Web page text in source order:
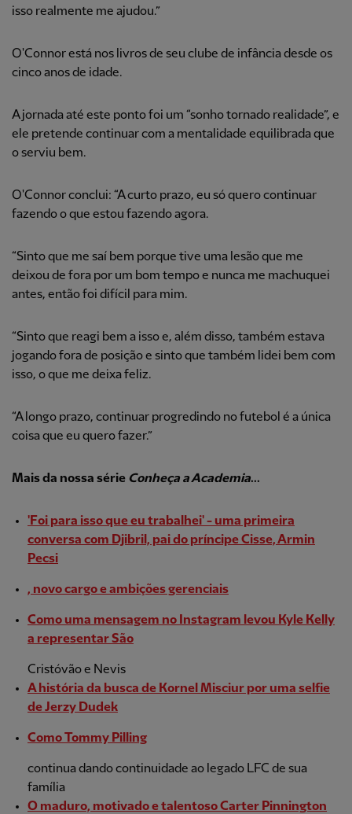
isso realmente me ajudou.”
O'Connor está nos livros de seu clube de infância desde os
cinco anos de idade.
A jornada até este ponto foi um “sonho tornado realidade”, e
ele pretende continuar com a mentalidade equilibrada que
o serviu bem.
O'Connor conclui: “A curto prazo, eu só quero continuar
fazendo o que estou fazendo agora.
“Sinto que me saí bem porque tive uma lesão que me
deixou de fora por um bom tempo e nunca me machuquei
antes, então foi difícil para mim.
“Sinto que reagi bem a isso e, além disso, também estava
jogando fora de posição e sinto que também lidei bem com
isso, o que me deixa feliz.
“A longo prazo, continuar progredindo no futebol é a única
coisa que eu quero fazer.”
Mais da nossa série Conheça a Academia...
'Foi para isso que eu trabalhei' - uma primeira
conversa com Djibril, pai do príncipe Cisse, Armin
Pecsi
, novo cargo e ambições gerenciais
Como uma mensagem no Instagram levou Kyle Kelly
a representar São
Cristóvão e Nevis
A história da busca de Kornel Misciur por uma selfie
de Jerzy Dudek
Como Tommy Pilling
continua dando continuidade ao legado LFC de sua
família
O maduro, motivado e talentoso Carter Pinnington